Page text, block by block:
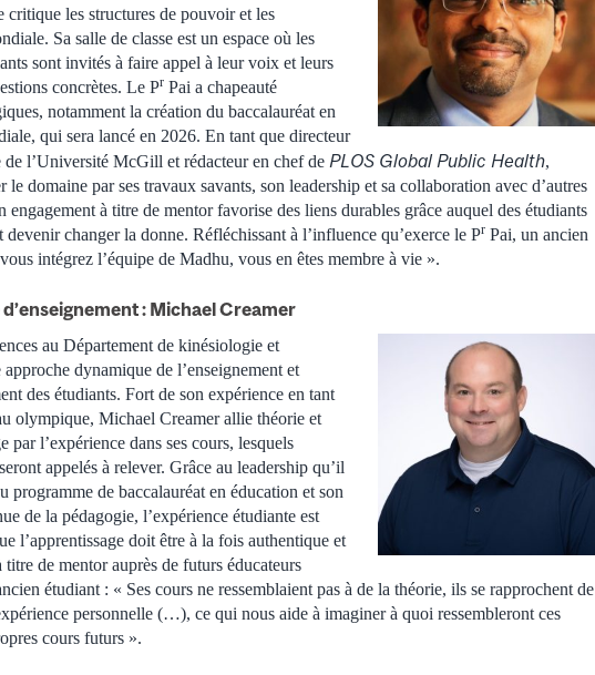
critique les structures de pouvoir et les
Sa salle de classe est un espace où les
sont invités à faire appel à leur voix et leurs
concrètes. Le Pr Pai a chapeauté
notamment la création du baccalauréat en
qui sera lancé en 2026. En tant que directeur
de l’Université McGill et rédacteur en chef de PLOS Global Public Health,
domaine par ses travaux savants, son leadership et sa collaboration avec d’autres
engagement à titre de mentor favorise des liens durables grâce auquel des étudiants
changer la donne. Réfléchissant à l’influence qu’exerce le Pr Pai, un ancien
intégrez l’équipe de Madhu, vous en êtes membre à vie ».
: Michael Creamer
au Département de kinésiologie et
dynamique de l’enseignement et
des étudiants. Fort de son expérience en tant
olympique, Michael Creamer allie théorie et
par l’expérience dans ses cours, lesquels
appelés à relever. Grâce au leadership qu’il
programme de baccalauréat en éducation et son
de la pédagogie, l’expérience étudiante est
l’apprentissage doit être à la fois authentique et
de mentor auprès de futurs éducateurs
étudiant : « Ses cours ne ressemblaient pas à de la théorie, ils se rapprochent de
personnelle (…), ce qui nous aide à imaginer à quoi ressembleront ces
cours futurs ».